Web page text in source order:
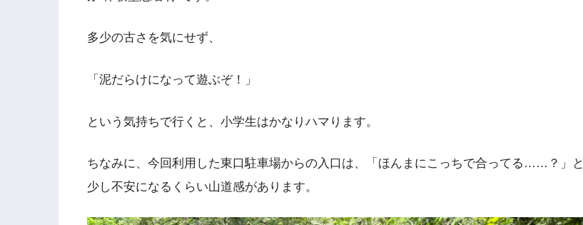
多少の古さを気にせず、
「泥だらけになって遊ぶぞ！」
という気持ちで行くと、小学生はかなりハマります。
ちなみに、今回利用した東口駐車場からの入口は、「ほんまにこっちで合ってる……？」と
少し不安になるくらい山道感があります。